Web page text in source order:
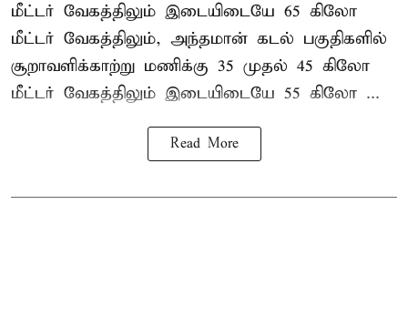
மீட்டர் வேகத்திலும் இடையிடையே 65 கிலோ
மீட்டர் வேகத்திலும், அந்தமான் கடல் பகுதிகளில்
சூறாவளிக்காற்று மணிக்கு 35 முதல் 45 கிலோ
மீட்டர் வேகத்திலும் இடையிடையே 55 கிலோ ...
Read More